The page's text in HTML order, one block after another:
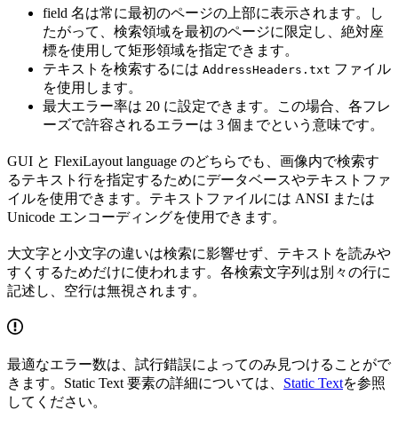
field 名は常に最初のページの上部に表示されます。し
たがって、検索領域を最初のページに限定し、絶対座
標を使用して矩形領域を指定できます。
テキストを検索するには AddressHeaders.txt ファイル
を使用します。
最大エラー率は 20 に設定できます。この場合、各フレ
ーズで許容されるエラーは 3 個までという意味です。
GUI と FlexiLayout language のどちらでも、画像内で検索す
るテキスト行を指定するためにデータベースやテキストファ
イルを使用できます。テキストファイルには ANSI または
Unicode エンコーディングを使用できます。
大文字と小文字の違いは検索に影響せず、テキストを読みや
すくするためだけに使われます。各検索文字列は別々の行に
記述し、空行は無視されます。
最適なエラー数は、試行錯誤によってのみ見つけることがで
きます。Static Text 要素の詳細については、 Static Textを参照
してください。